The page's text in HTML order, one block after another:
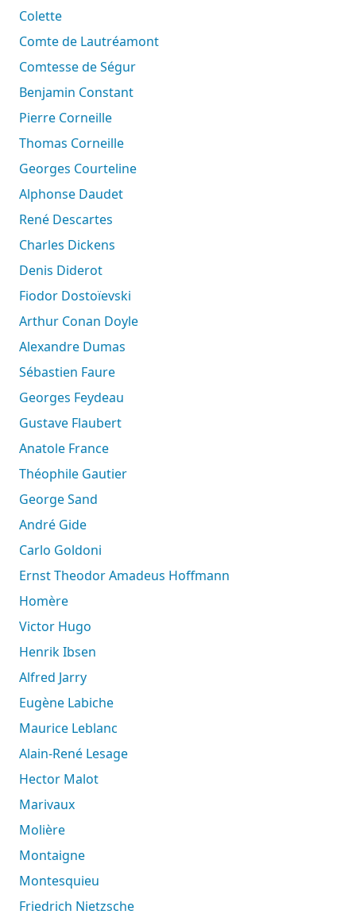
Colette
Comte de Lautréamont
Comtesse de Ségur
Benjamin Constant
Pierre Corneille
Thomas Corneille
Georges Courteline
Alphonse Daudet
René Descartes
Charles Dickens
Denis Diderot
Fiodor Dostoïevski
Arthur Conan Doyle
Alexandre Dumas
Sébastien Faure
Georges Feydeau
Gustave Flaubert
Anatole France
Théophile Gautier
George Sand
André Gide
Carlo Goldoni
Ernst Theodor Amadeus Hoffmann
Homère
Victor Hugo
Henrik Ibsen
Alfred Jarry
Eugène Labiche
Maurice Leblanc
Alain-René Lesage
Hector Malot
Marivaux
Molière
Montaigne
Montesquieu
Friedrich Nietzsche